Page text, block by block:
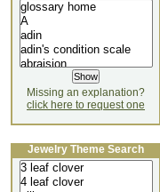
Missing an explanation?
click here to request one
Jewelry Theme Search